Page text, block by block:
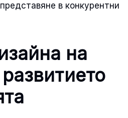
в конкурентни
на